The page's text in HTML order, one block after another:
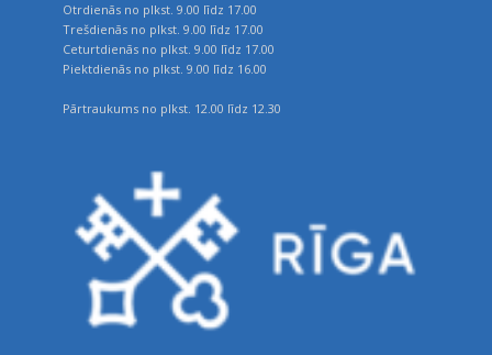
Otrdienās no plkst. 9.00 līdz 17.00
Trešdienās no plkst. 9.00 līdz 17.00
Ceturtdienās no plkst. 9.00 līdz 17.00
Piektdienās no plkst. 9.00 līdz 16.00
Pārtraukums no plkst. 12.00 līdz 12.30